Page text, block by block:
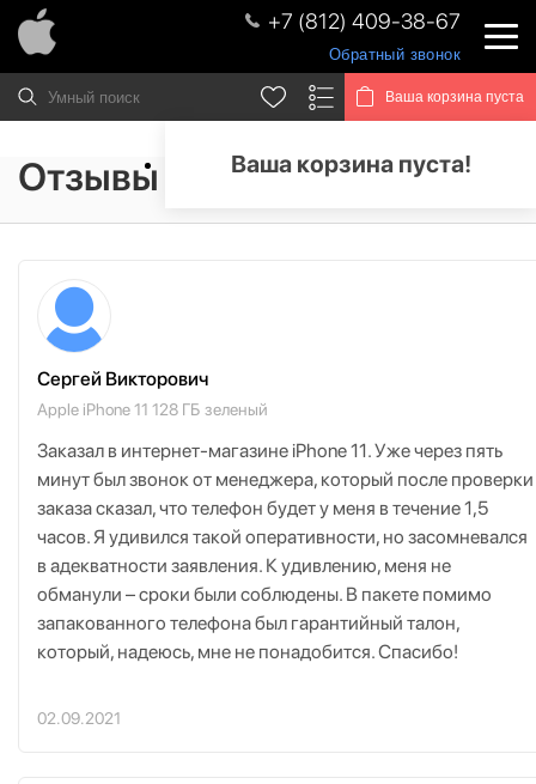
+7 (812) 409-38-67
Обратный звонок
Ваша корзина пуста
Ваша корзина пуста!
Отзывы
Сергей Викторович
Apple iPhone 11 128 ГБ зеленый
Заказал в интернет-магазине iPhone 11. Уже через пять
минут был звонок от менеджера, который после проверки
заказа сказал, что телефон будет у меня в течение 1,5
часов. Я удивился такой оперативности, но засомневался
в адекватности заявления. К удивлению, меня не
обманули – сроки были соблюдены. В пакете помимо
запакованного телефона был гарантийный талон,
который, надеюсь, мне не понадобится. Спасибо!
02.09.2021